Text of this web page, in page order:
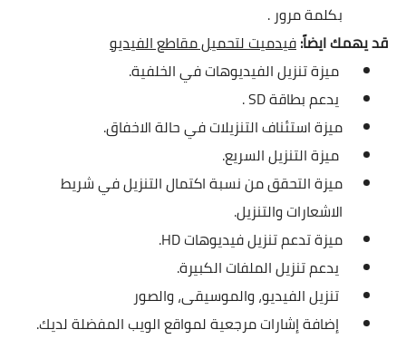
بكلمة مرور .
قد يهمك ايضاً:فيدميت لتحميل مقاطع الفيديو
ميزة تنزيل الفيديوهات في الخلفية.
يدعم بطاقة SD .
ميزة استئناف التنزيلات في حالة الاخفاق.
ميزة التنزيل السريع.
ميزة التحقق من نسبة اكتمال التنزيل في شريط
الاشعارات والتنزيل.
ميزة تدعم تنزيل فيديوهات HD.
يدعم تنزيل الملفات الكبيرة.
تنزيل الفيديو، والموسيقى، والصور
إضافة إشارات مرجعية لمواقع الويب المفضلة لديك.